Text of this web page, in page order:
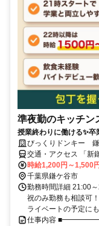
準夜勤のキッチン
授業終わりに働ける✨
びっくりドンキー
交通・アクセス 「新
時給1,200円～1,500円
千葉県鎌ケ谷市
勤務時間詳細 21:00
祝のみ勤務も相談可
ライベートの予定に
仕事内容